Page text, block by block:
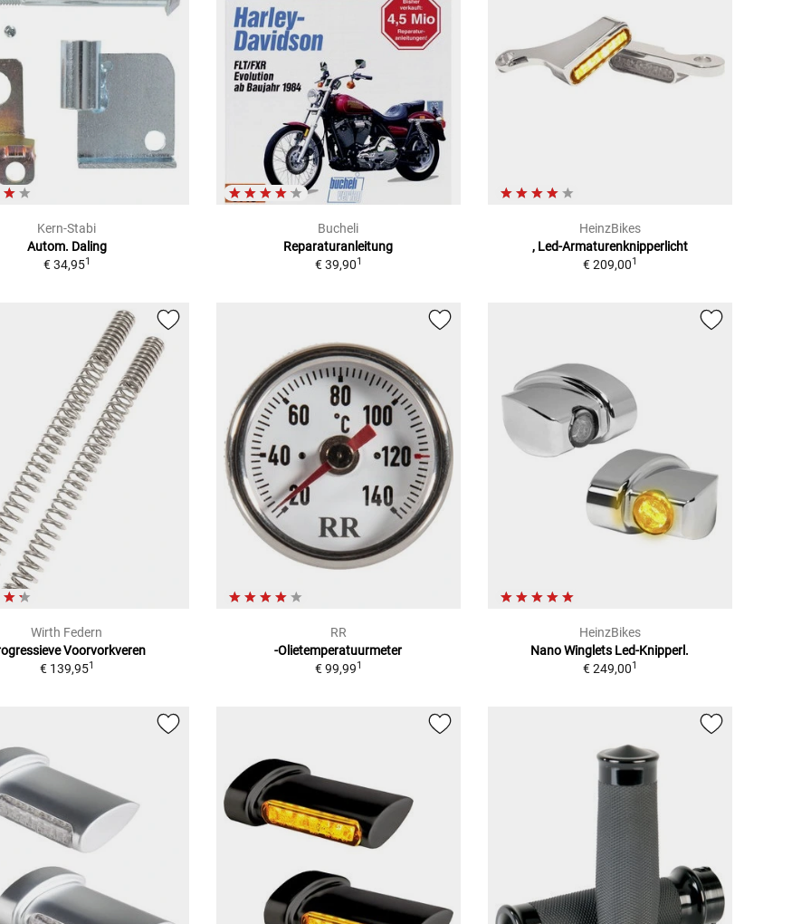
Kern-Stabi
Autom. Daling
€ 34,951
Bucheli
Reparaturanleitung
€ 39,901
HeinzBikes
, Led-Armaturenknipperlicht
€ 209,001
Wirth Federn
Voorvorkveren
€ 139,951
RR
-Olietemperatuurmeter
€ 99,991
HeinzBikes
Nano Winglets Led-Knipperl.
€ 249,001